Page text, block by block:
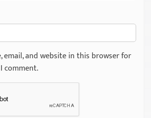
email, and website in this browser for
comment.